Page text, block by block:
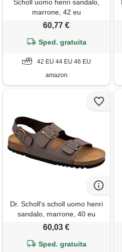
Scholl uomo henri sandalo,
marrone, 42 eu
60,77 €
Sped. gratuita
42 EU 44 EU 46 EU
amazon
Dr. Scholl's scholl uomo henri
sandalo, marrone, 40 eu
60,03 €
Sped. gratuita